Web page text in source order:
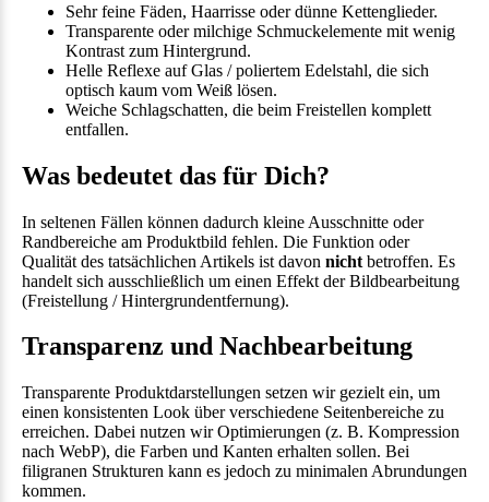
Sehr feine Fäden, Haarrisse oder dünne Kettenglieder.
Transparente oder milchige Schmuckelemente mit wenig
Kontrast zum Hintergrund.
Helle Reflexe auf Glas / poliertem Edelstahl, die sich
optisch kaum vom Weiß lösen.
Weiche Schlagschatten, die beim Freistellen komplett
entfallen.
Was bedeutet das für Dich?
In seltenen Fällen können dadurch kleine Ausschnitte oder
Randbereiche am Produktbild fehlen. Die Funktion oder
Qualität des tatsächlichen Artikels ist davon nicht betroffen. Es
handelt sich ausschließlich um einen Effekt der Bildbearbeitung
(Freistellung / Hintergrundentfernung).
Transparenz und Nachbearbeitung
Transparente Produktdarstellungen setzen wir gezielt ein, um
einen konsistenten Look über verschiedene Seitenbereiche zu
erreichen. Dabei nutzen wir Optimierungen (z. B. Kompression
nach WebP), die Farben und Kanten erhalten sollen. Bei
filigranen Strukturen kann es jedoch zu minimalen Abrundungen
kommen.